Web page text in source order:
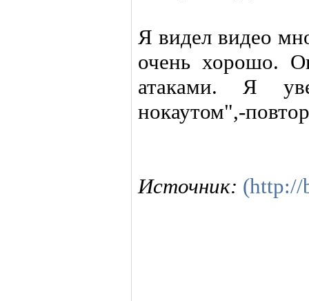
Я видел видео
очень хорошо.
атаками. Я
нокаутом",-
Источник: (http://